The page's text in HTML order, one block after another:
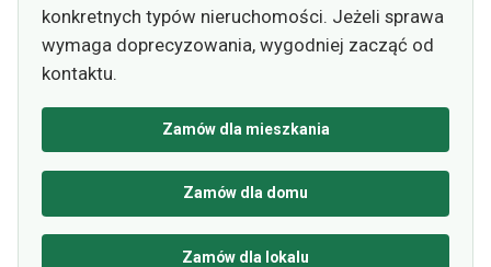
konkretnych typów nieruchomości. Jeżeli sprawa
wymaga doprecyzowania, wygodniej zacząć od
kontaktu.
Zamów dla mieszkania
Zamów dla domu
Zamów dla lokalu